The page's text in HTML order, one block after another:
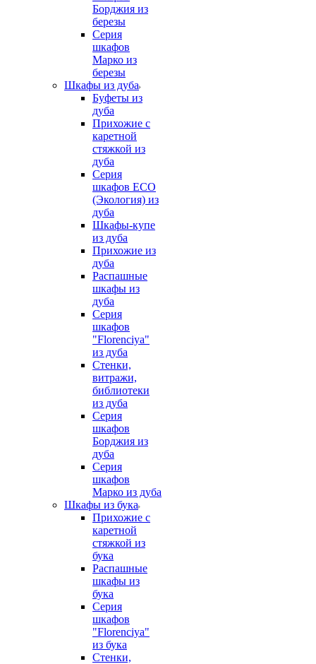
Борджия из
березы
Серия
шкафов
Марко из
березы
Шкафы из дуба
Буфеты из
дуба
Прихожие с
каретной
стяжкой из
дуба
Серия
шкафов ECO
(Экология) из
дуба
Шкафы-купе
из дуба
Прихожие из
дуба
Распашные
шкафы из
дуба
Серия
шкафов
"Florenciya"
из дуба
Стенки,
витражи,
библиотеки
из дуба
Серия
шкафов
Борджия из
дуба
Серия
шкафов
Марко из дуба
Шкафы из бука
Прихожие с
каретной
стяжкой из
бука
Распашные
шкафы из
бука
Серия
шкафов
"Florenciya"
из бука
Стенки,